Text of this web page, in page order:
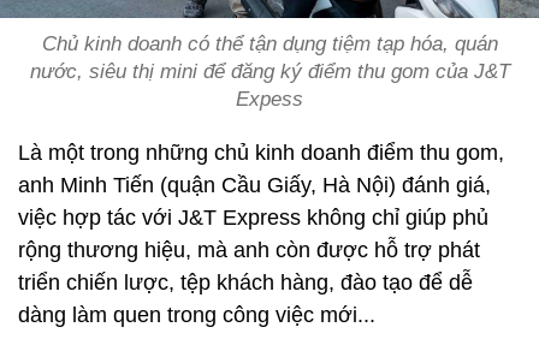
Chủ kinh doanh có thể tận dụng tiệm tạp hóa, quán
nước, siêu thị mini để đăng ký điểm thu gom của J&T
Expess
Là một trong những chủ kinh doanh điểm thu gom,
anh Minh Tiến (quận Cầu Giấy, Hà Nội) đánh giá,
việc hợp tác với J&T Express không chỉ giúp phủ
rộng thương hiệu, mà anh còn được hỗ trợ phát
triển chiến lược, tệp khách hàng, đào tạo để dễ
dàng làm quen trong công việc mới...